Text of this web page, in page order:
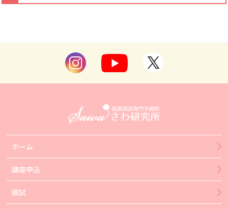
ホーム
講座申込
模試